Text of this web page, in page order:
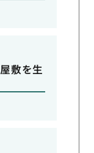
敷を生